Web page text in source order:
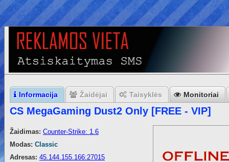
Informacija Žaidėjai Taisyklės Monitoriai
CS MegaGaming Dust2 Only [FREE - VIP]
Žaidimas: Counter-Strike: 1.6
Modas: Classic
Adresas: 45.144.155.166:27015